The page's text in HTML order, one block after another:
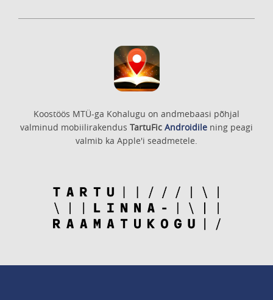
Koostöös MTÜ-ga Kohalugu on andmebaasi põhjal
valminud mobiilirakendus TartuFic Androidile ning peagi
valmib ka Apple'i seadmetele.